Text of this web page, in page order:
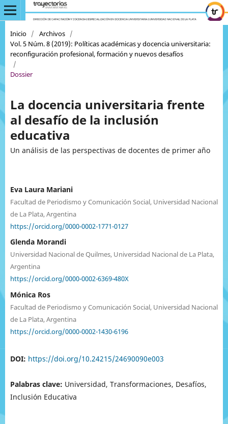
Inicio / Archivos /
Vol. 5 Núm. 8 (2019): Políticas académicas y docencia universitaria:
reconfiguración profesional, formación y nuevos desafíos
/
Dossier
La docencia universitaria frente
al desafío de la inclusión
educativa
Un análisis de las perspectivas de docentes de primer año
Eva Laura Mariani
Facultad de Periodismo y Comunicación Social, Universidad Nacional
de La Plata, Argentina
https://orcid.org/0000-0002-1771-0127
Glenda Morandi
Universidad Nacional de Quilmes, Universidad Nacional de La Plata,
Argentina
https://orcid.org/0000-0002-6369-480X
Mónica Ros
Facultad de Periodismo y Comunicación Social, Universidad Nacional
de La Plata, Argentina
https://orcid.org/0000-0002-1430-6196
DOI: https://doi.org/10.24215/24690090e003
Palabras clave: Universidad, Transformaciones, Desafíos,
Inclusión Educativa